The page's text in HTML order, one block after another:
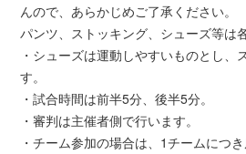
んので、あらかじめご了承ください。
パンツ、ストッキング、シューズ等は
・シューズは運動しやすいものとし、
す。
・試合時間は前半5分、後半5分。
・審判は主催者側で行います。
・チーム参加の場合は、1チームにつ